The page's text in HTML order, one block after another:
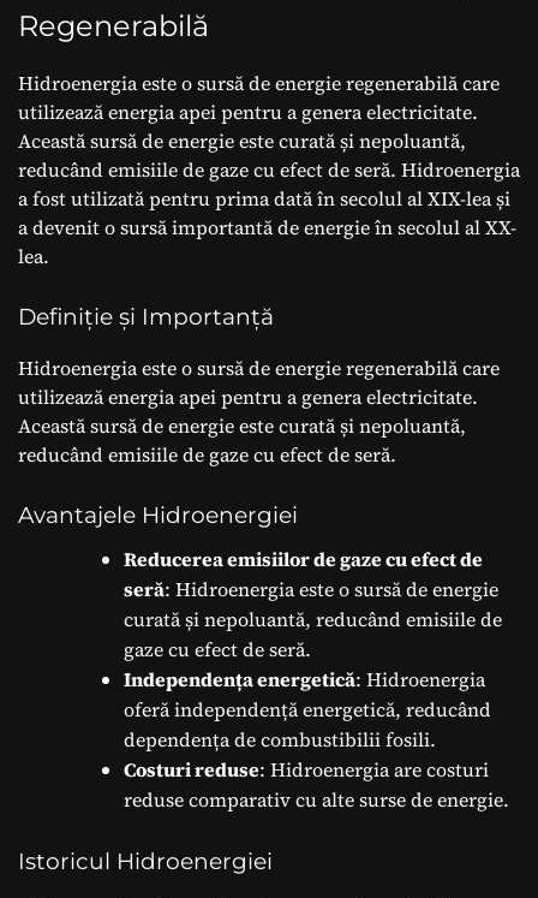
Regenerabilă
Hidroenergia este o sursă de energie regenerabilă care
utilizează energia apei pentru a genera electricitate.
Această sursă de energie este curată și nepoluantă,
reducând emisiile de gaze cu efect de seră. Hidroenergia
a fost utilizată pentru prima dată în secolul al XIX-lea și
a devenit o sursă importantă de energie în secolul al XX-
lea.
Definiție și Importanță
Hidroenergia este o sursă de energie regenerabilă care
utilizează energia apei pentru a genera electricitate.
Această sursă de energie este curată și nepoluantă,
reducând emisiile de gaze cu efect de seră.
Avantajele Hidroenergiei
Reducerea emisiilor de gaze cu efect de
seră: Hidroenergia este o sursă de energie
curată și nepoluantă, reducând emisiile de
gaze cu efect de seră.
Independența energetică: Hidroenergia
oferă independență energetică, reducând
dependența de combustibilii fosili.
Costuri reduse: Hidroenergia are costuri
reduse comparativ cu alte surse de energie.
Istoricul Hidroenergiei